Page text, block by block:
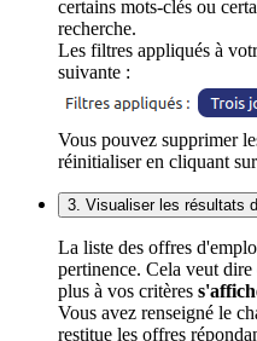
certains mots-clés ou
recherche.
Les filtres appliqués à
suivante :
Vous pouvez supprimer
réinitialiser en cliquant
3. Visualiser les résultats
La liste des offres
pertinence. Cela veut
plus à vos critères
Vous avez renseigné le
restitue les offres